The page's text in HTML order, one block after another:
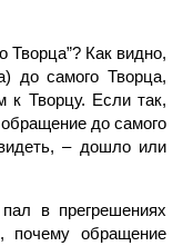
Творца”? Как видно,
до самого Творца,
к Творцу. Если так,
до самого
– дошло или
в прегрешениях
почему обращение